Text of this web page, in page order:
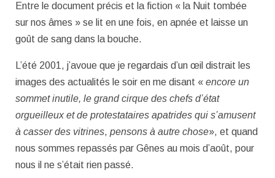
Entre le document précis et la fiction « la Nuit tombée
sur nos âmes » se lit en une fois, en apnée et laisse un
goût de sang dans la bouche.
L’été 2001, j’avoue que je regardais d’un œil distrait les
images des actualités le soir en me disant « encore un
sommet inutile, le grand cirque des chefs d’état
orgueilleux et de protestataires apatrides qui s’amusent
à casser des vitrines, pensons à autre chose», et quand
nous sommes repassés par Gênes au mois d’août, pour
nous il ne s’était rien passé.